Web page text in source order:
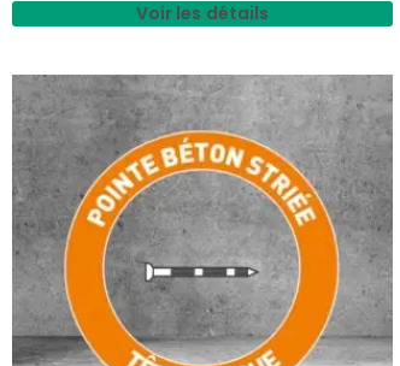
Voir les détails